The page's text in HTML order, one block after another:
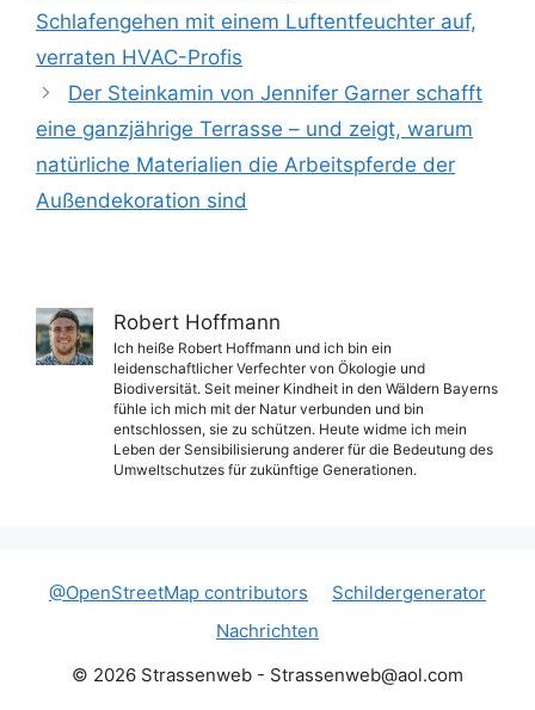
Schlafengehen mit einem Luftentfeuchter auf,
verraten HVAC-Profis
Der Steinkamin von Jennifer Garner schafft
eine ganzjährige Terrasse – und zeigt, warum
natürliche Materialien die Arbeitspferde der
Außendekoration sind
Robert Hoffmann
Ich heiße Robert Hoffmann und ich bin ein
leidenschaftlicher Verfechter von Ökologie und
Biodiversität. Seit meiner Kindheit in den Wäldern Bayerns
fühle ich mich mit der Natur verbunden und bin
entschlossen, sie zu schützen. Heute widme ich mein
Leben der Sensibilisierung anderer für die Bedeutung des
Umweltschutzes für zukünftige Generationen.
@OpenStreetMap contributors
Schildergenerator
Nachrichten
© 2026 Strassenweb - Strassenweb@aol.com